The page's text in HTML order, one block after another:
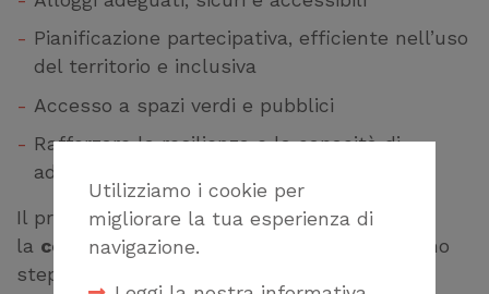
Utilizziamo i cookie per
migliorare la tua esperienza di
navigazione.
Pianificazione partecipativa, efficiente nell’uso
del territorio e inclusiva
Accesso a spazi verdi e pubblici
Rafforzare la resilienza e la capacità di
adattamento ai disastri legati al clima
Il premio è’ suddiviso in due fasi: per
la consegna delle canditure relative
al primo
step (stage 1) la data è stata fissata